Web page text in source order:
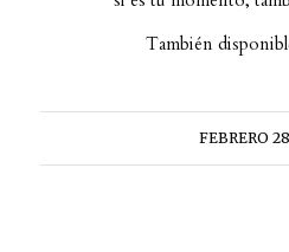
También
FEBRERO